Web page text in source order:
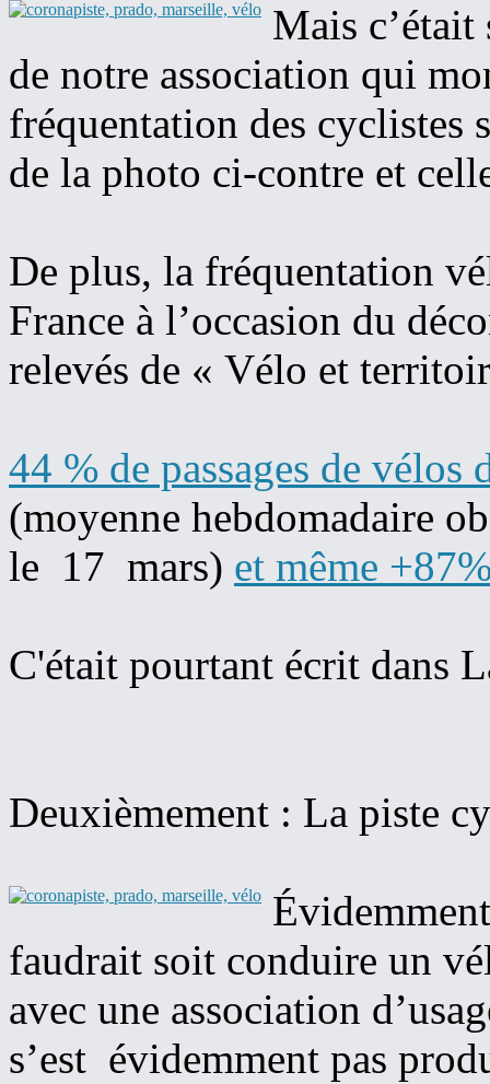
Mais c’était
de notre association qui
fréquentation des cyclistes
de la photo ci-contre et
De plus, la fréquentation
France à l’occasion du
relevés de « Vélo et
44 % de passages de vélos
(moyenne hebdomadaire
le 17 mars) et même
C'était pourtant écrit dans
Deuxièmement : La piste
faudrait soit conduire un
avec une association
s’est évidemment pas